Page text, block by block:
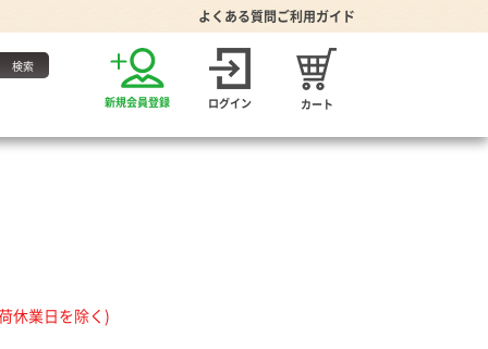
よくある質問ご利用ガイド
お得な定期便
新規会員登録 ログイン カート
休業日を除く)